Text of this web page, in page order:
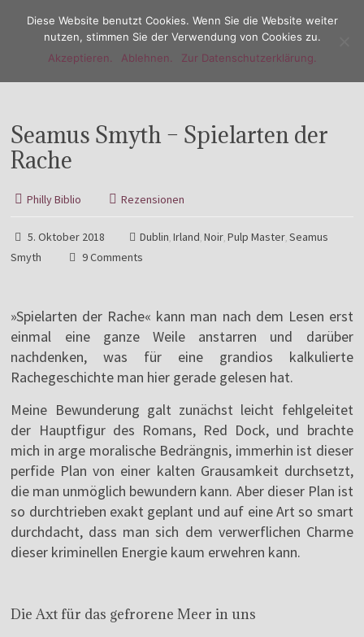
Menu
Seamus Smyth – Spielarten der
Rache
Philly Biblio Rezensionen
5. Oktober 2018 Dublin,Irland,Noir,Pulp Master,Seamus
Smyth
9 Comments
»Spielarten der Rache« kann man nach dem Lesen erst
einmal eine ganze Weile anstarren und darüber
nachdenken, was für eine grandios kalkulierte
Rachegeschichte man hier gerade gelesen hat.
Meine Bewunderung galt zunächst leicht fehlgeleitet
der Hauptfigur des Romans, Red Dock, und brachte
mich in arge moralische Bedrängnis, immerhin ist dieser
perfide Plan von einer kalten Grausamkeit durchsetzt,
die man unmöglich bewundern kann. Aber dieser Plan ist
so durchtrieben exakt geplant und auf eine Art so smart
durchdacht, dass man sich dem verwerflichen Charme
dieser kriminellen Energie kaum erwehren kann.
Die Axt für das gefrorene Meer in uns
Diese Website benutzt Cookies. Wenn Sie die Website weiter
nutzen, stimmen Sie der Verwendung von Cookies zu.
Akzeptieren.
Ablehnen. Zur Datenschutzerklärung.